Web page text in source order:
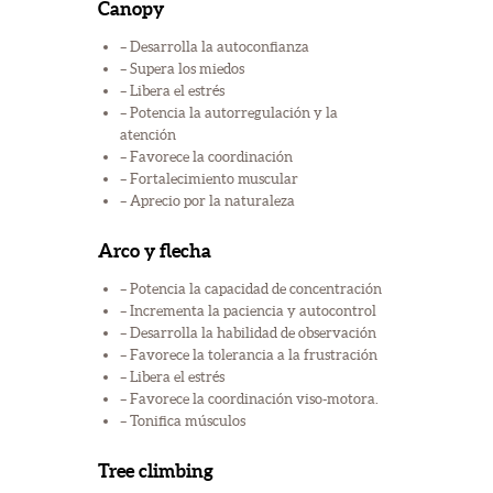
Canopy
– Desarrolla la autoconfianza
– Supera los miedos
– Libera el estrés
– Potencia la autorregulación y la
atención
– Favorece la coordinación
– Fortalecimiento muscular
– Aprecio por la naturaleza
Arco y flecha
– Potencia la capacidad de concentración
– Incrementa la paciencia y autocontrol
– Desarrolla la habilidad de observación
– Favorece la tolerancia a la frustración
– Libera el estrés
– Favorece la coordinación viso-motora.
– Tonifica músculos
Tree climbing